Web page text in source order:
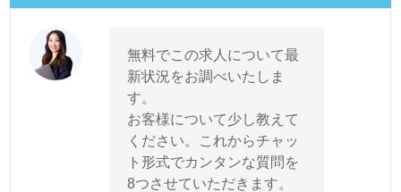
無料でこの求人について最
新状況をお調べいたしま
す。
お客様について少し教えて
ください。これからチャッ
ト形式でカンタンな質問を
8つさせていただきます。